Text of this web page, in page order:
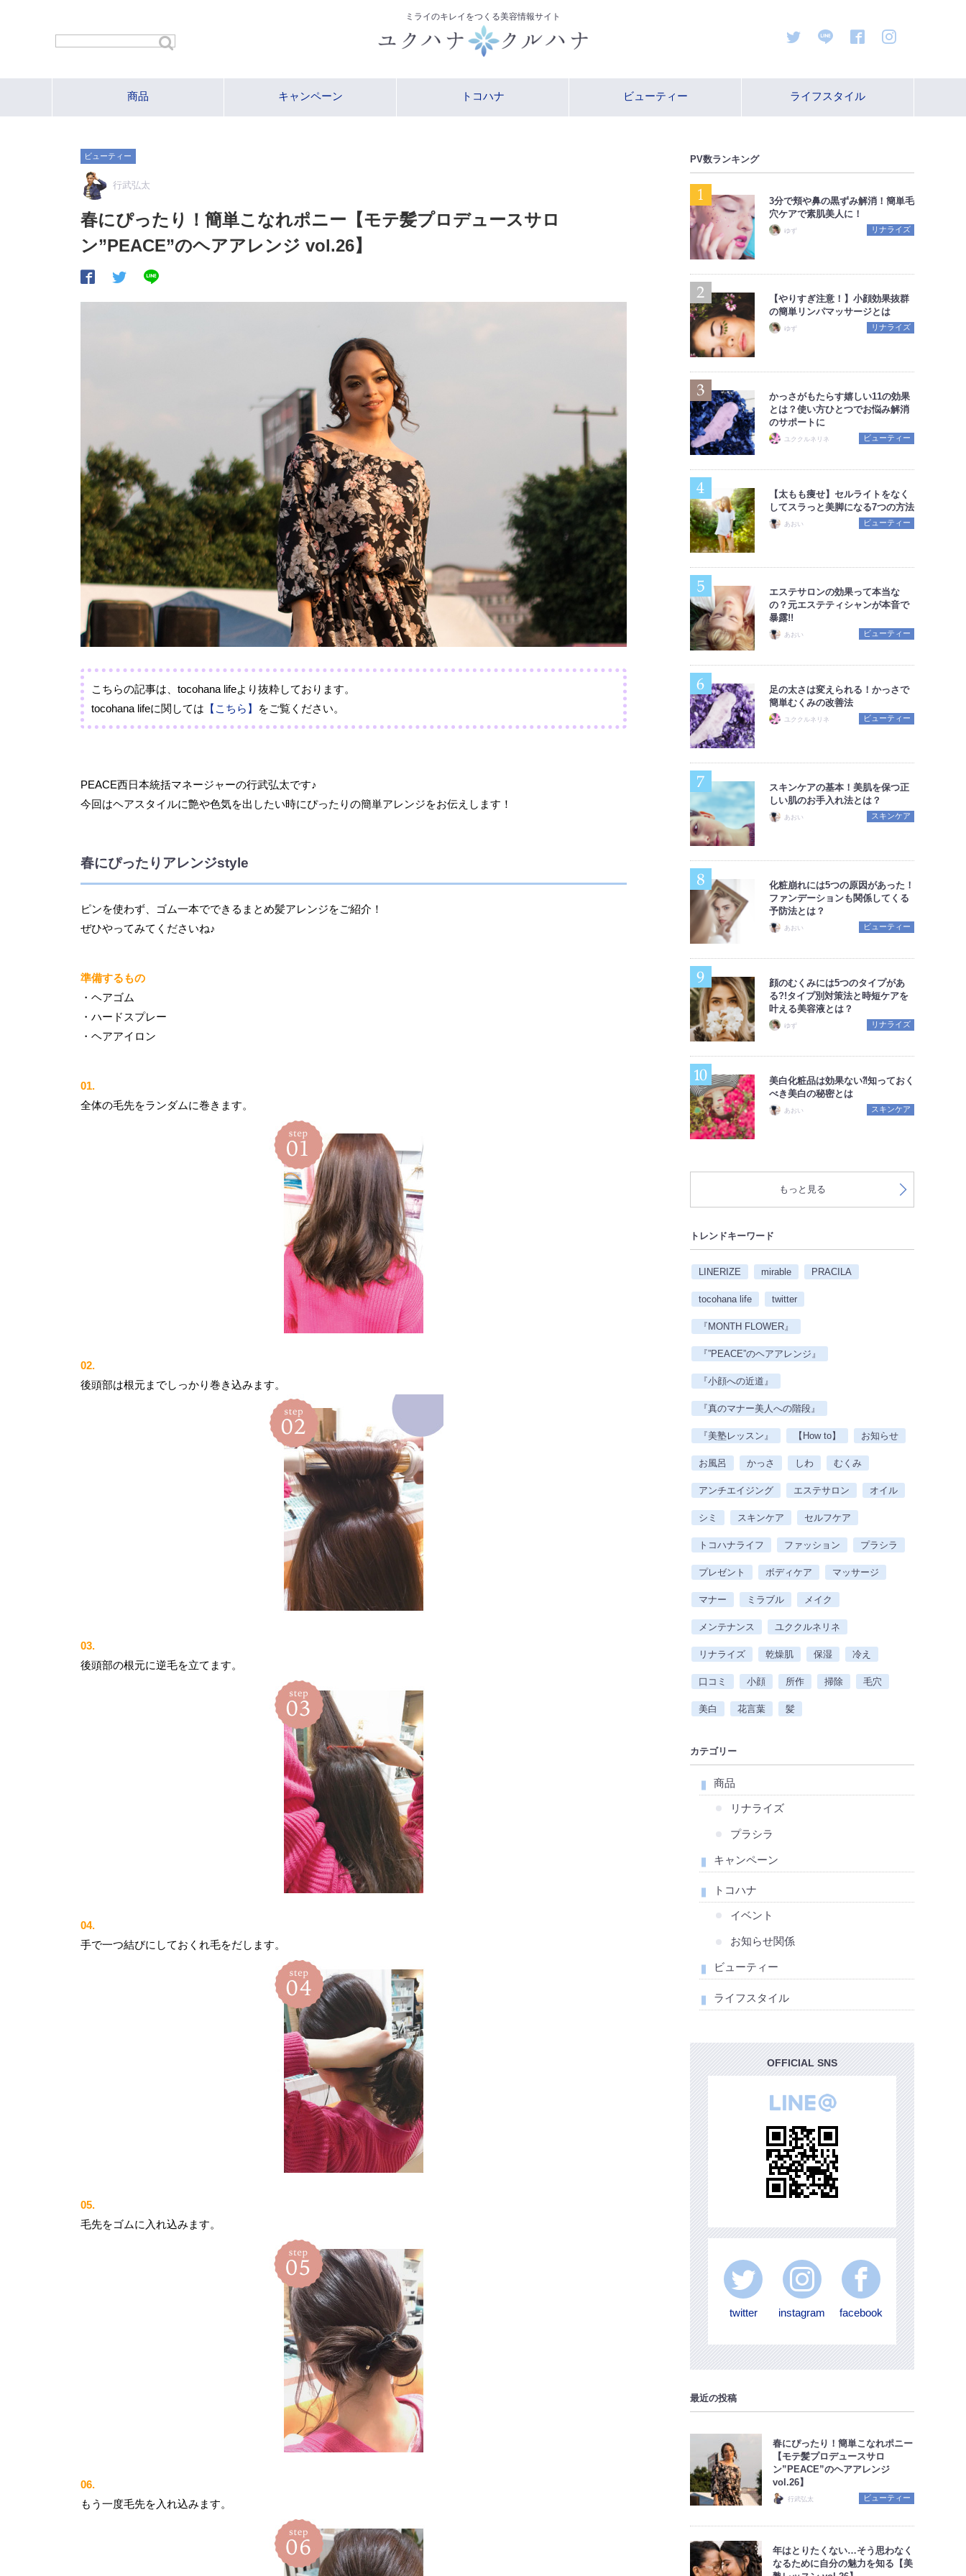
ミライのキレイをつくる美容情報サイト
商品 キャンペーン トコハナ ビューティー ライフスタイル
ビューティー
行武弘太
春にぴったり！簡単こなれポニー【モテ髪プロデュースサロ
ン”PEACE”のヘアアレンジ vol.26】
こちらの記事は、tocohana lifeより抜粋しております。
tocohana lifeに関しては 【こちら】 をご覧ください。
PEACE西日本統括マネージャーの行武弘太です♪
今回はヘアスタイルに艶や色気を出したい時にぴったりの簡単アレンジをお伝えします！
春にぴったりアレンジstyle
ピンを使わず、ゴム一本でできるまとめ髪アレンジをご紹介！
ぜひやってみてくださいね♪
準備するもの
・ヘアゴム
・ハードスプレー
・ヘアアイロン
01.
全体の毛先をランダムに巻きます。
02.
後頭部は根元までしっかり巻き込みます。
03.
後頭部の根元に逆毛を立てます。
04.
手で一つ結びにしておくれ毛をだします。
05.
毛先をゴムに入れ込みます。
06.
もう一度毛先を入れ込みます。
PV数ランキング
3分で頬や鼻の黒ずみ解消！簡単毛
穴ケアで素肌美人に！
ゆず リナライズ
【やりすぎ注意！】小顔効果抜群
の簡単リンパマッサージとは
ゆず リナライズ
かっさがもたらす嬉しい11の効果
とは？使い方ひとつでお悩み解消
のサポートに
ユククルネリネ ビューティー
【太もも痩せ】セルライトをなく
してスラっと美脚になる7つの方法
あおい ビューティー
エステサロンの効果って本当な
の？元エステティシャンが本音で
暴露!!
あおい ビューティー
足の太さは変えられる！かっさで
簡単むくみの改善法
ユククルネリネ ビューティー
スキンケアの基本！美肌を保つ正
しい肌のお手入れ法とは？
あおい スキンケア
化粧崩れには5つの原因があった！
ファンデーションも関係してくる
予防法とは？
あおい ビューティー
顔のむくみには5つのタイプがあ
る?!タイプ別対策法と時短ケアを
叶える美容液とは？
ゆず リナライズ
美白化粧品は効果ない⁈知っておく
べき美白の秘密とは
あおい スキンケア
もっと見る
トレンドキーワード
LINERIZE mirable PRACILA
tocohana life twitter
『MONTH FLOWER』
『”PEACE”のヘアアレンジ』
『小顔への近道』
『真のマナー美人への階段』
『美塾レッスン』 【How to】 お知らせ
お風呂 かっさ しわ むくみ
アンチエイジング エステサロン オイル
シミ スキンケア セルフケア
トコハナライフ ファッション プラシラ
プレゼント ボディケア マッサージ
マナー ミラブル メイク
メンテナンス ユククルネリネ
リナライズ 乾燥肌 保湿 冷え
口コミ 小顔 所作 掃除 毛穴
美白 花言葉 髪
カテゴリー
商品
リナライズ
プラシラ
キャンペーン
トコハナ
イベント
お知らせ関係
ビューティー
ライフスタイル
OFFICIAL SNS
twitter instagram facebook
最近の投稿
春にぴったり！簡単こなれポニー
【モテ髪プロデュースサロ
ン”PEACE”のヘアアレンジ
vol.26】
行武弘太 ビューティー
年はとりたくない…そう思わなく
なるために自分の魅力を知る【美